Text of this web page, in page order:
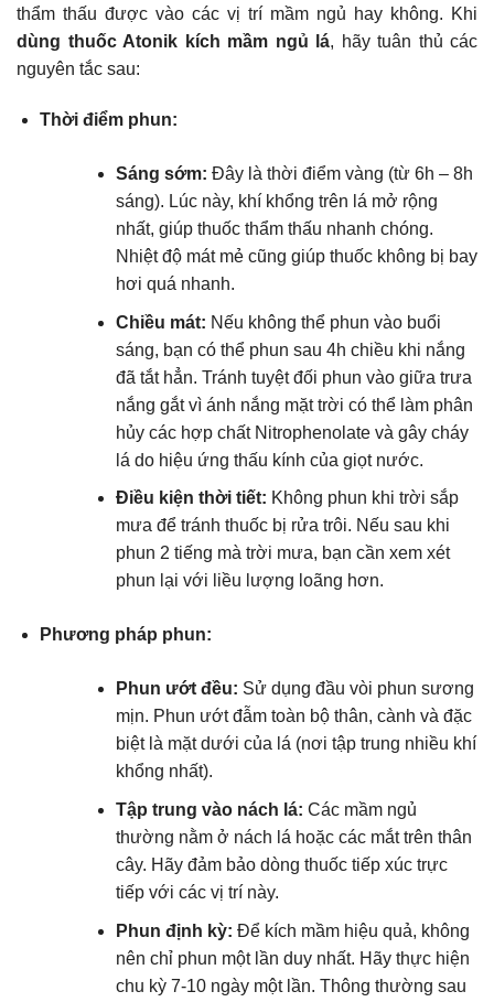
thẩm thấu được vào các vị trí mầm ngủ hay không. Khi
dùng thuốc Atonik kích mầm ngủ lá, hãy tuân thủ các
nguyên tắc sau:
Thời điểm phun:
Sáng sớm: Đây là thời điểm vàng (từ 6h – 8h
sáng). Lúc này, khí khổng trên lá mở rộng
nhất, giúp thuốc thẩm thấu nhanh chóng.
Nhiệt độ mát mẻ cũng giúp thuốc không bị bay
hơi quá nhanh.
Chiều mát: Nếu không thể phun vào buổi
sáng, bạn có thể phun sau 4h chiều khi nắng
đã tắt hẳn. Tránh tuyệt đối phun vào giữa trưa
nắng gắt vì ánh nắng mặt trời có thể làm phân
hủy các hợp chất Nitrophenolate và gây cháy
lá do hiệu ứng thấu kính của giọt nước.
Điều kiện thời tiết: Không phun khi trời sắp
mưa để tránh thuốc bị rửa trôi. Nếu sau khi
phun 2 tiếng mà trời mưa, bạn cần xem xét
phun lại với liều lượng loãng hơn.
Phương pháp phun:
Phun ướt đều: Sử dụng đầu vòi phun sương
mịn. Phun ướt đẫm toàn bộ thân, cành và đặc
biệt là mặt dưới của lá (nơi tập trung nhiều khí
khổng nhất).
Tập trung vào nách lá: Các mầm ngủ
thường nằm ở nách lá hoặc các mắt trên thân
cây. Hãy đảm bảo dòng thuốc tiếp xúc trực
tiếp với các vị trí này.
Phun định kỳ: Để kích mầm hiệu quả, không
nên chỉ phun một lần duy nhất. Hãy thực hiện
chu kỳ 7-10 ngày một lần. Thông thường sau